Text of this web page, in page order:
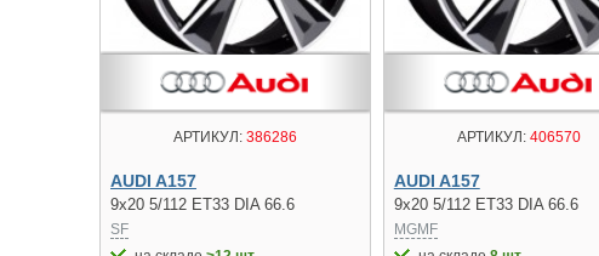
АРТИКУЛ:386286
AUDI A157
9x20 5/112 ET33 DIA 66.6
SF
АРТИКУЛ:406570
AUDI A157
9x20 5/112 ET33 DIA 66.6
MGMF